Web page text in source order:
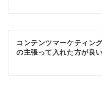
ビ
ゲ
シ
コンテンツマーケティン
の主張って入れた方が良